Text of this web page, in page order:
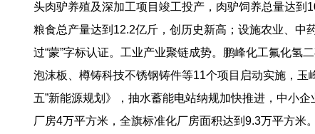
头肉驴养殖及深加工项目竣工投产，肉驴饲养总量达到
粮食总产量达到12.2亿斤，创历史新高；设施农业、中
过“蒙”字标认证。工业产业聚链成势。鹏峰化工氟化氢
泡沫板、樽铸科技不锈钢铸件等11个项目启动实施，
五”新能源规划》，抽水蓄能电站纳规加快推进，中小
厂房4万平方米，全旗标准化厂房面积达到9.3万平方